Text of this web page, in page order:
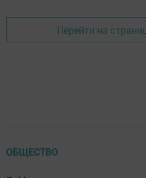
Перейти на
ОБЩЕСТВО